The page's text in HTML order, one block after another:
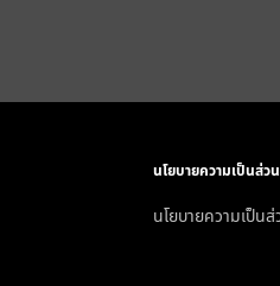
นโยบายความเป็นส่ว
นโยบายความเป็น